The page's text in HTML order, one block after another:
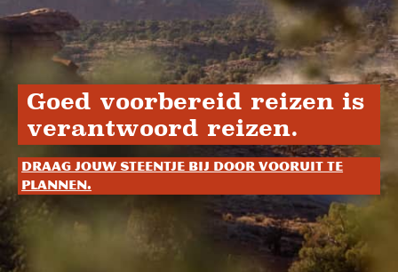
Goed voorbereid reizen is
verantwoord reizen.
Draag jouw steentje bij door vooruit te
plannen.